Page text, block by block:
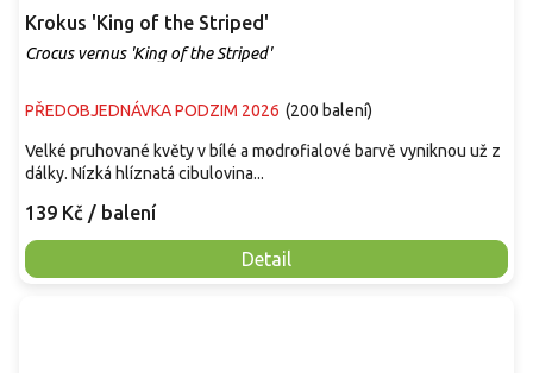
Krokus 'King of the Striped'
Crocus vernus 'King of the Striped'
PŘEDOBJEDNÁVKA PODZIM 2026 (200 balení)
139 Kč / balení
Detail
Velké pruhované květy v bílé a modrofialové barvě vyniknou už z
dálky. Nízká hlíznatá cibulovina...